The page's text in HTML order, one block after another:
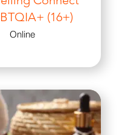
(16+)
Online